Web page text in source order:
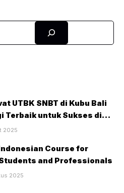
UTBK SNBT di Kubu Bali
Terbaik untuk Sukses di
2025
Course for
and Professionals
2025